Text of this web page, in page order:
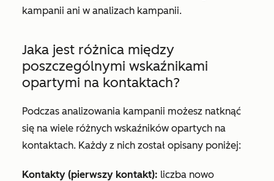
kampanii ani w analizach kampanii.
Jaka jest różnica między
poszczególnymi wskaźnikami
opartymi na kontaktach?
Podczas analizowania kampanii możesz natknąć
się na wiele różnych wskaźników opartych na
kontaktach. Każdy z nich został opisany poniżej:
Kontakty (pierwszy kontakt): liczba nowo